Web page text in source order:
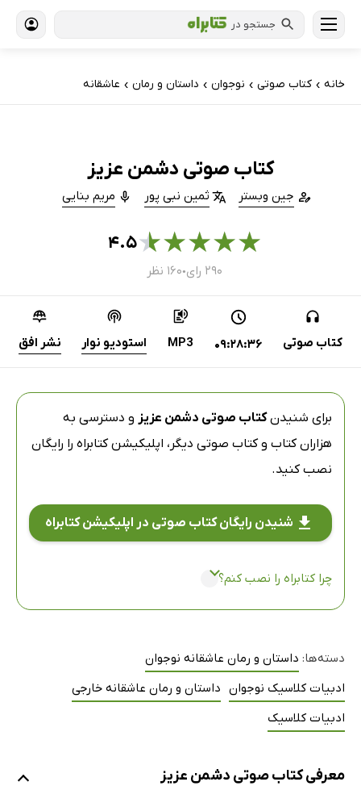
جستجو در
خانه › کتاب‌ صوتی › نوجوان › داستان و رمان › عاشقانه
کتاب صوتی دشمن عزیز
جین وبستر ثمین نبی پور مریم بنایی
★
★
★
★
★۴.۵
۲۹۰ رای ● ۱۶۰ نظر
کتاب صوتی 09:28:36
MP3 استودیو نوار نشر افق
برای شنیدنکتاب صوتی دشمن عزیز و دسترسی به
هزاران کتاب و کتاب صوتی دیگر، اپلیکیشن کتابراه را رایگان
نصب کنید.
شنیدن رایگان کتاب صوتی در اپلیکیشن کتابراه
چرا کتابراه را نصب کنم؟
دسته‌ها: داستان و رمان عاشقانه نوجوان
ادبیات کلاسیک نوجوان داستان و رمان عاشقانه خارجی
ادبیات کلاسیک
معرفی کتاب صوتی دشمن عزیز